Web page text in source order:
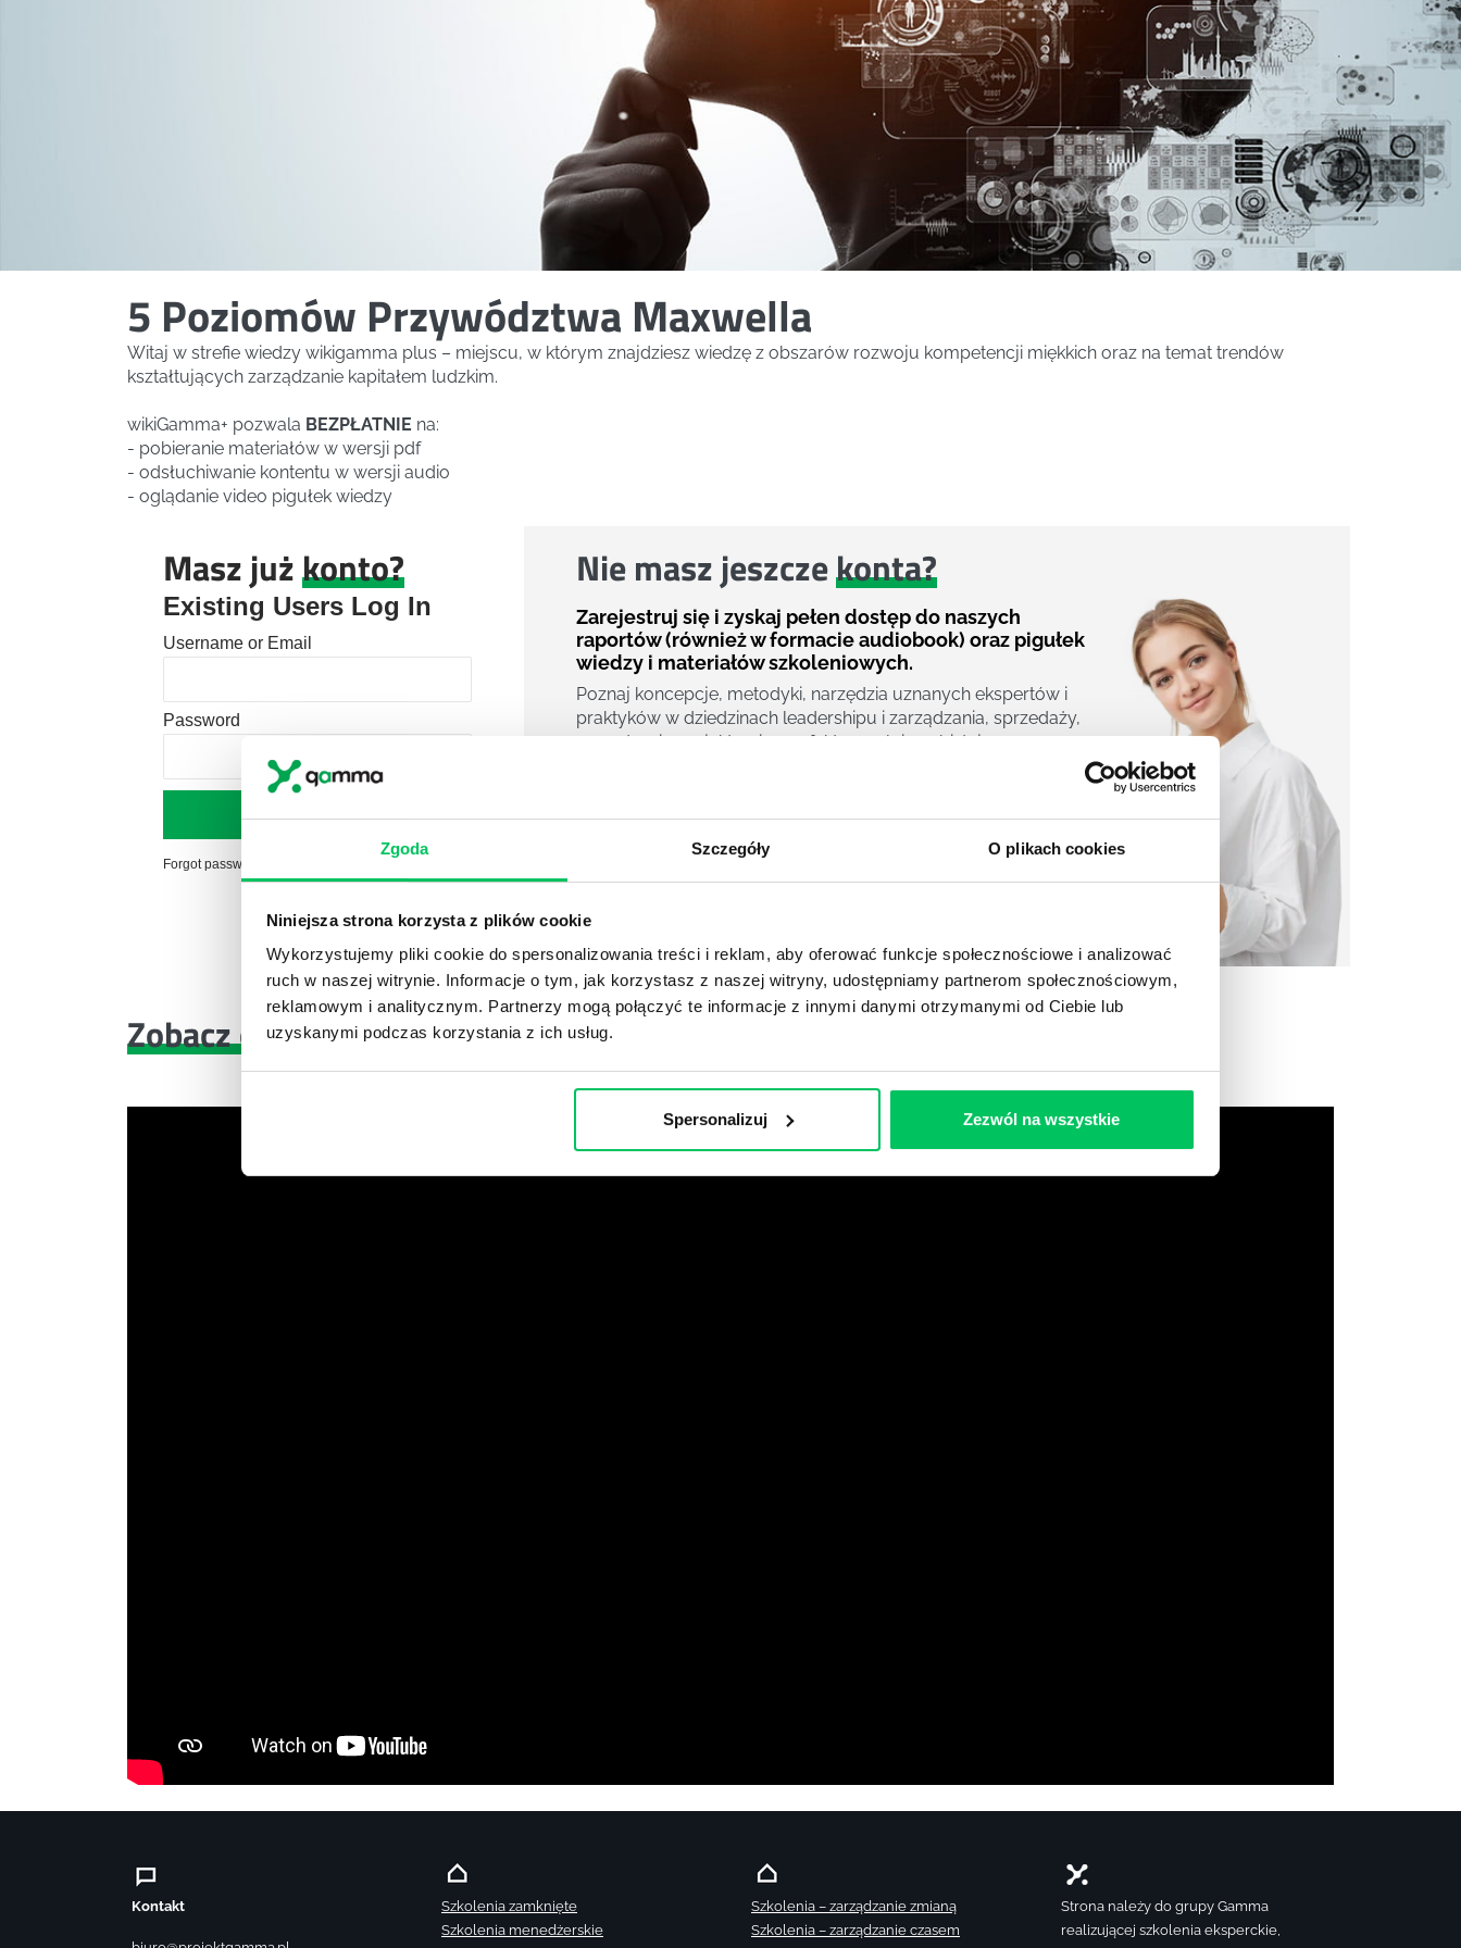
Zgoda Szczegóły O plikach cookies
Niniejsza strona korzysta z plików cookie
Wykorzystujemy pliki cookie do spersonalizowania treści i reklam, aby oferować funkcje społecznościowe i analizować
ruch w naszej witrynie. Informacje o tym, jak korzystasz z naszej witryny, udostępniamy partnerom społecznościowym,
reklamowym i analitycznym. Partnerzy mogą połączyć te informacje z innymi danymi otrzymanymi od Ciebie lub
uzyskanymi podczas korzystania z ich usług.
Spersonalizuj Zezwól na wszystkie
5 Poziomów Przywództwa Maxwella
Witaj w strefie wiedzy wikigamma plus – miejscu, w którym znajdziesz wiedzę z obszarów rozwoju kompetencji miękkich oraz na temat trendów
kształtujących zarządzanie kapitałem ludzkim.
wikiGamma+ pozwala BEZPŁATNIE na:
- pobieranie materiałów w wersji pdf
- odsłuchiwanie kontentu w wersji audio
- oglądanie video pigułek wiedzy
Masz jużkonto?
Existing Users Log In
Username or Email
Password
Forgot password?
Nie masz jeszczekonta?
Zarejestruj się i zyskaj pełen dostęp do naszych
raportów (również w formacie audiobook) oraz pigułek
wiedzy i materiałów szkoleniowych.
Poznaj koncepcje, metodyki, narzędzia uznanych ekspertów i
praktyków w dziedzinach leadershipu i zarządzania, sprzedaży,
zarządzania projektami czy efektywności osobistej.
14h nagrań raportów w wersji audiobook
Zobacz co znajdzieszw wikiGamma+
Kontakt
Szkolenia zamknięte
Szkolenia menedżerskie
Szkolenia – zarządzanie zmianą
Szkolenia – zarządzanie czasem
Strona należy do grupy Gamma
realizującej szkolenia eksperckie,